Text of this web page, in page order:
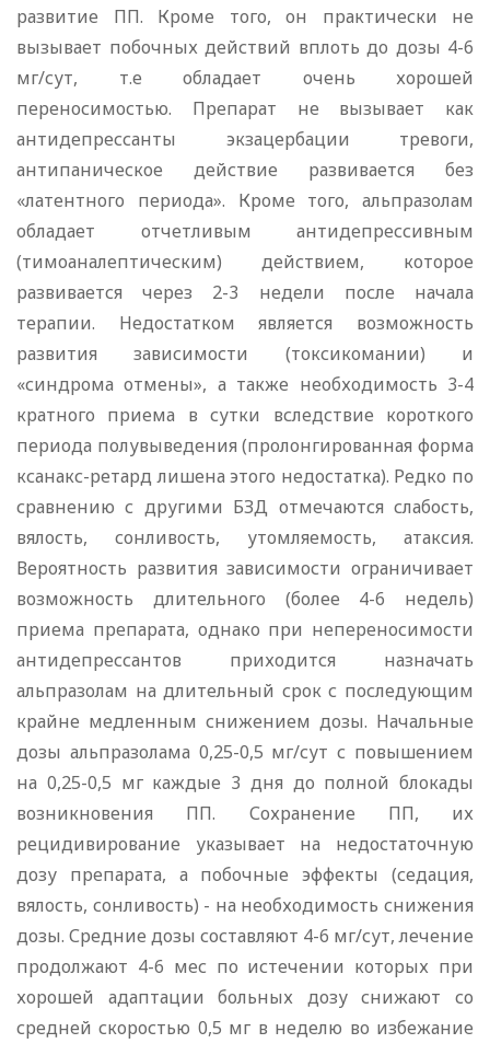
развитие ПП. Кроме того, он практически не
вызывает побочных действий вплоть до дозы 4-6
мг/сут, т.е обладает очень хорошей
переносимостью. Препарат не вызывает как
антидепрессанты экзацербации тревоги,
антипаническое действие развивается без
«латентного периода». Кроме того, альпразолам
обладает отчетливым антидепрессивным
(тимоаналептическим) действием, которое
развивается через 2-3 недели после начала
терапии. Недостатком является возможность
развития зависимости (токсикомании) и
«синдрома отмены», а также необходимость 3-4
кратного приема в сутки вследствие короткого
периода полувыведения (пролонгированная форма
ксанакс-ретард лишена этого недостатка). Редко по
сравнению с другими БЗД отмечаются слабость,
вялость, сонливость, утомляемость, атаксия.
Вероятность развития зависимости ограничивает
возможность длительного (более 4-6 недель)
приема препарата, однако при непереносимости
антидепрессантов приходится назначать
альпразолам на длительный срок с последующим
крайне медленным снижением дозы. Начальные
дозы альпразолама 0,25-0,5 мг/сут с повышением
на 0,25-0,5 мг каждые 3 дня до полной блокады
возникновения ПП. Сохранение ПП, их
рецидивирование указывает на недостаточную
дозу препарата, а побочные эффекты (седация,
вялость, сонливость) - на необходимость снижения
дозы. Средние дозы составляют 4-6 мг/сут, лечение
продолжают 4-6 мес по истечении которых при
хорошей адаптации больных дозу снижают со
средней скоростью 0,5 мг в неделю во избежание